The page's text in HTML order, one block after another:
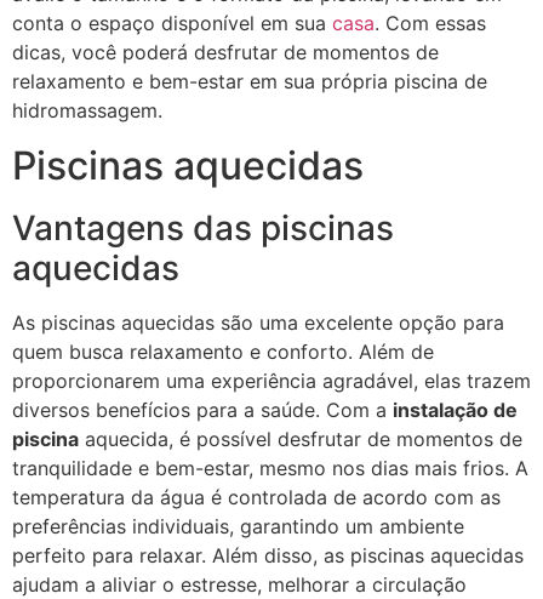
conta o espaço disponível em sua casa. Com essas
dicas, você poderá desfrutar de momentos de
relaxamento e bem-estar em sua própria piscina de
hidromassagem.
Piscinas aquecidas
Vantagens das piscinas
aquecidas
As piscinas aquecidas são uma excelente opção para
quem busca relaxamento e conforto. Além de
proporcionarem uma experiência agradável, elas trazem
diversos benefícios para a saúde. Com a instalação de
piscina aquecida, é possível desfrutar de momentos de
tranquilidade e bem-estar, mesmo nos dias mais frios. A
temperatura da água é controlada de acordo com as
preferências individuais, garantindo um ambiente
perfeito para relaxar. Além disso, as piscinas aquecidas
ajudam a aliviar o estresse, melhorar a circulação